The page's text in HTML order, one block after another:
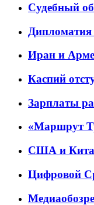
Судебный
Дипломатия
Иран и
Каспий
Зарплаты
«Маршрут
США и
Цифровой